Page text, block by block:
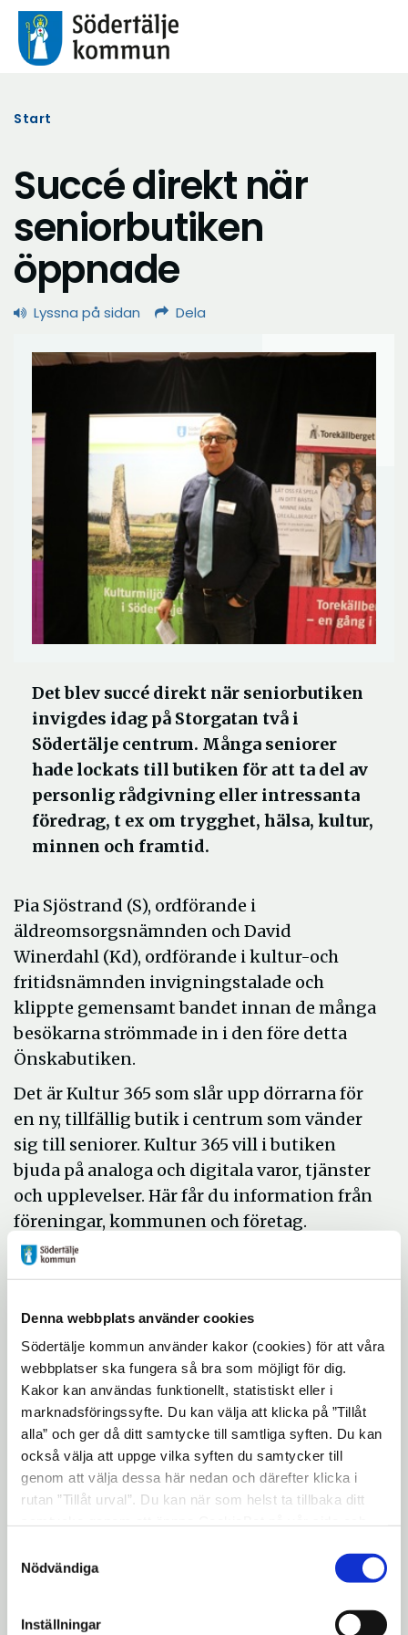
Denna webbplats använder cookies
Södertälje kommun använder kakor (cookies) för att våra
webbplatser ska fungera så bra som möjligt för dig.
Kakor kan användas funktionellt, statistiskt eller i
marknadsföringssyfte. Du kan välja att klicka på ”Tillåt
alla” och ger då ditt samtycke till samtliga syften. Du kan
också välja att uppge vilka syften du samtycker till
genom att välja dessa här nedan och därefter klicka i
rutan ”Tillåt urval”. Du kan när som helst ta tillbaka ditt
"Visa detaljer" kan du läsa om hur kakorna används och
hur vi och våra leverantörer inhämtar och behandlar
Nödvändiga
Inställningar
Start
Succé direkt när
seniorbutiken
öppnade
Lyssna på sidan Dela
Det blev succé direkt när seniorbutiken
invigdes idag på Storgatan två i
Södertälje centrum. Många seniorer
hade lockats till butiken för att ta del av
personlig rådgivning eller intressanta
föredrag, t ex om trygghet, hälsa, kultur,
minnen och framtid.
Pia Sjöstrand (S), ordförande i
äldreomsorgsnämnden och David
Winerdahl (Kd), ordförande i kultur-och
fritidsnämnden invigningstalade och
klippte gemensamt bandet innan de många
besökarna strömmade in i den före detta
Önskabutiken.
Det är Kultur 365 som slår upp dörrarna för
en ny, tillfällig butik i centrum som vänder
sig till seniorer. Kultur 365 vill i butiken
bjuda på analoga och digitala varor, tjänster
och upplevelser. Här får du information från
föreningar, kommunen och företag.
Under veckan kan besökande seniorer ta
del av både information från utställare och
brott, bra mat på äldre dar, information om
mötesplatser och dagverksamhet, yoga och
rörelsepass med mera.
Som besökare har du
möjlighet att alla dagar:
Fynda på vår second hand-avdelning (i
samarbete med Weda Återbruk).
Träffa och prata med
anhörighetskonsulenterna och